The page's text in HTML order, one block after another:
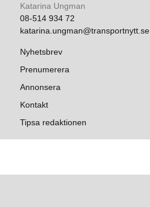
Katarina Ungman
08-514 934 72
katarina.ungman@transportnytt.se
Nyhetsbrev
Prenumerera
Annonsera
Kontakt
Tipsa redaktionen